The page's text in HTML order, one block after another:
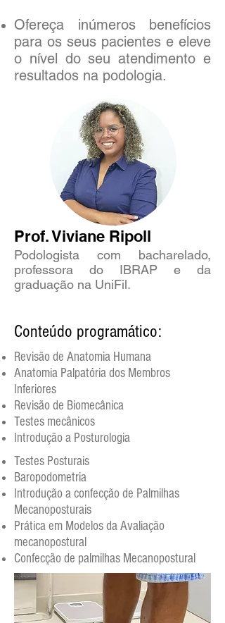
Ofereça inúmeros benefícios
para os seus pacientes e eleve
o nível do seu atendimento e
resultados na podologia.
Prof. Viviane Ripoll
Podologista com bacharelado,
professora do IBRAP e da
graduação na UniFil.
Conteúdo programático:
Revisão de Anatomia Humana
Anatomia Palpatória dos Membros
Inferiores
Revisão de Biomecânica
Testes mecânicos
Introdução a Posturologia
Testes Posturais
Baropodometria
Introdução a confecção de Palmilhas
Mecanoposturais
Prática em Modelos da Avaliação
mecanopostural
Confecção de palmilhas Mecanopostural